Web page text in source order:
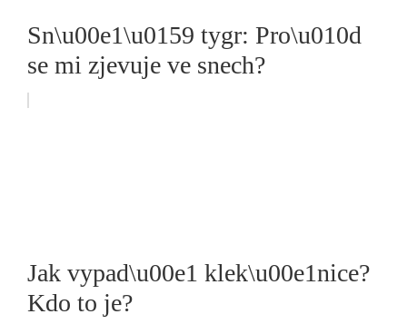
Sn\u00e1\u0159 tygr: Pro\u010d
se mi zjevuje ve snech?
Jak vypad\u00e1 klek\u00e1nice?
Kdo to je?